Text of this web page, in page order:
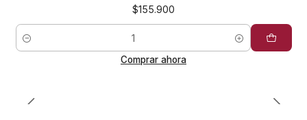
$155.900
Cantidad
Comprar ahora